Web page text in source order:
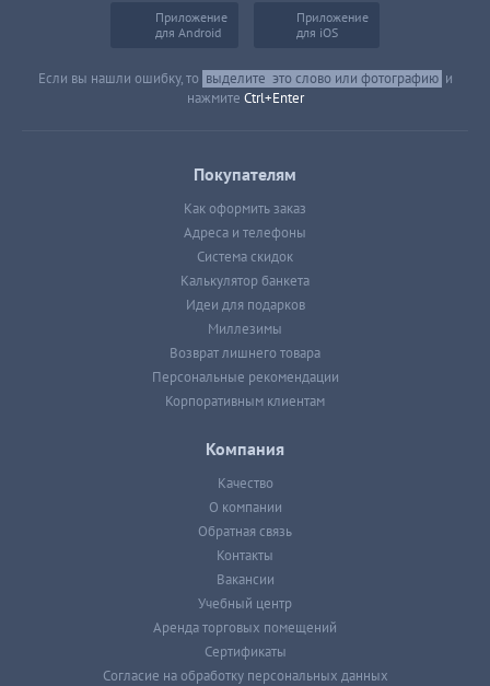
Приложение
для Android
Приложение
для iOS
Если вы нашли ошибку, то выделите это слово или фотографию и
нажмите Ctrl+Enter
Покупателям
Как оформить заказ
Адреса и телефоны
Система скидок
Калькулятор банкета
Идеи для подарков
Миллезимы
Возврат лишнего товара
Персональные рекомендации
Корпоративным клиентам
Компания
Качество
О компании
Обратная связь
Контакты
Вакансии
Учебный центр
Аренда торговых помещений
Сертификаты
Согласие на обработку персональных данных